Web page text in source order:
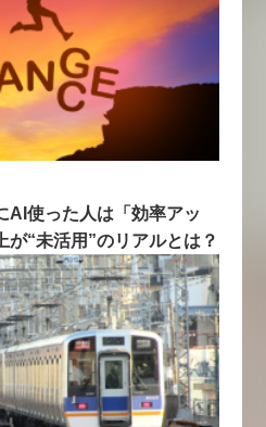
AI使った人は「効率アッ
が“未活用”のリアルとは？